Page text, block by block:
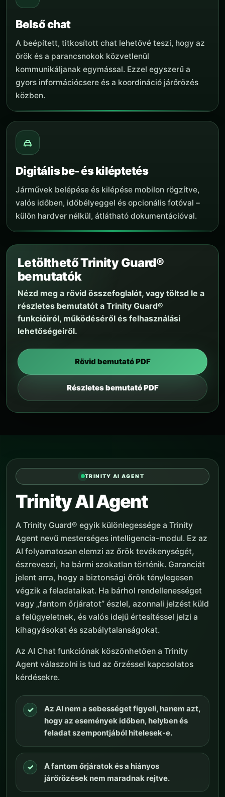
Belső chat
A beépített, titkosított chat lehetővé teszi, hogy az
őrök és a parancsnokok közvetlenül
kommunikáljanak egymással. Ezzel egyszerű a
gyors információcsere és a koordináció járőrözés
közben.
Digitális be- és kiléptetés
Járművek belépése és kilépése mobilon rögzítve,
valós időben, időbélyeggel és opcionális fotóval –
külön hardver nélkül, átlátható dokumentációval.
Letölthető Trinity Guard®
bemutatók
Nézd meg a rövid összefoglalót, vagy töltsd le a
részletes bemutatót a Trinity Guard®
funkcióiról, működéséről és felhasználási
lehetőségeiről.
Rövid bemutató PDF
Részletes bemutató PDF
TRINITY AI AGENT
Trinity AI Agent
A Trinity Guard® egyik különlegessége a Trinity
Agent nevű mesterséges intelligencia-modul. Ez az
AI folyamatosan elemzi az őrök tevékenységét,
észreveszi, ha bármi szokatlan történik. Garanciát
jelent arra, hogy a biztonsági őrök ténylegesen
végzik a feladataikat. Ha bárhol rendellenességet
vagy „fantom őrjáratot” észlel, azonnali jelzést küld
a felügyeletnek, és valós idejű értesítéssel jelzi a
kihagyásokat és szabálytalanságokat.
Az AI Chat funkciónak köszönhetően a Trinity
Agent válaszolni is tud az őrzéssel kapcsolatos
kérdésekre.
✓
Az AI nem a sebességet figyeli, hanem azt,
hogy az események időben, helyben és
feladat szempontjából hitelesek-e.
✓
A fantom őrjáratok és a hiányos
járőrözések nem maradnak rejtve.